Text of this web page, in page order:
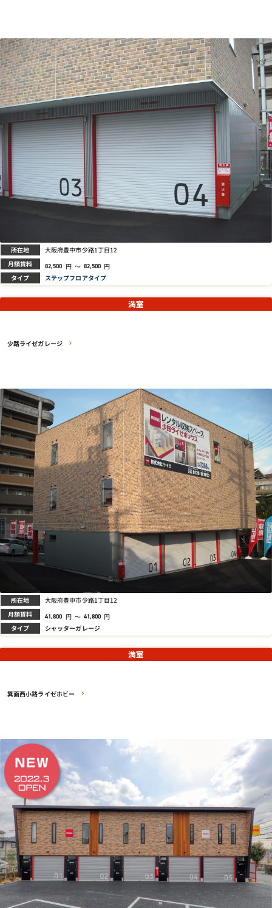
所在地 大阪府豊中市少路1丁目12
月額賃料 82,500 円 ～ 82,500 円
タイプ ステップフロアタイプ
少路ライゼガレージ
満室
所在地 大阪府豊中市少路1丁目12
月額賃料 41,800 円 ～ 41,800 円
タイプ シャッターガレージ
箕面西小路ライゼホビー
満室